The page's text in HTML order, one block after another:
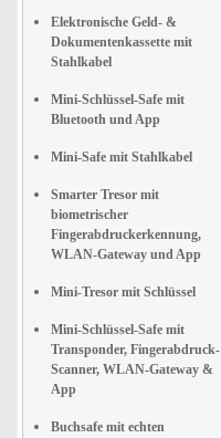
Elektronische Geld- &
Dokumentenkassette mit
Stahlkabel
Mini-Schlüssel-Safe mit
Bluetooth und App
Mini-Safe mit Stahlkabel
Smarter Tresor mit
biometrischer
Fingerabdruckerkennung,
WLAN-Gateway und App
Mini-Tresor mit Schlüssel
Mini-Schlüssel-Safe mit
Transponder, Fingerabdruck-
Scanner, WLAN-Gateway &
App
Buchsafe mit echten